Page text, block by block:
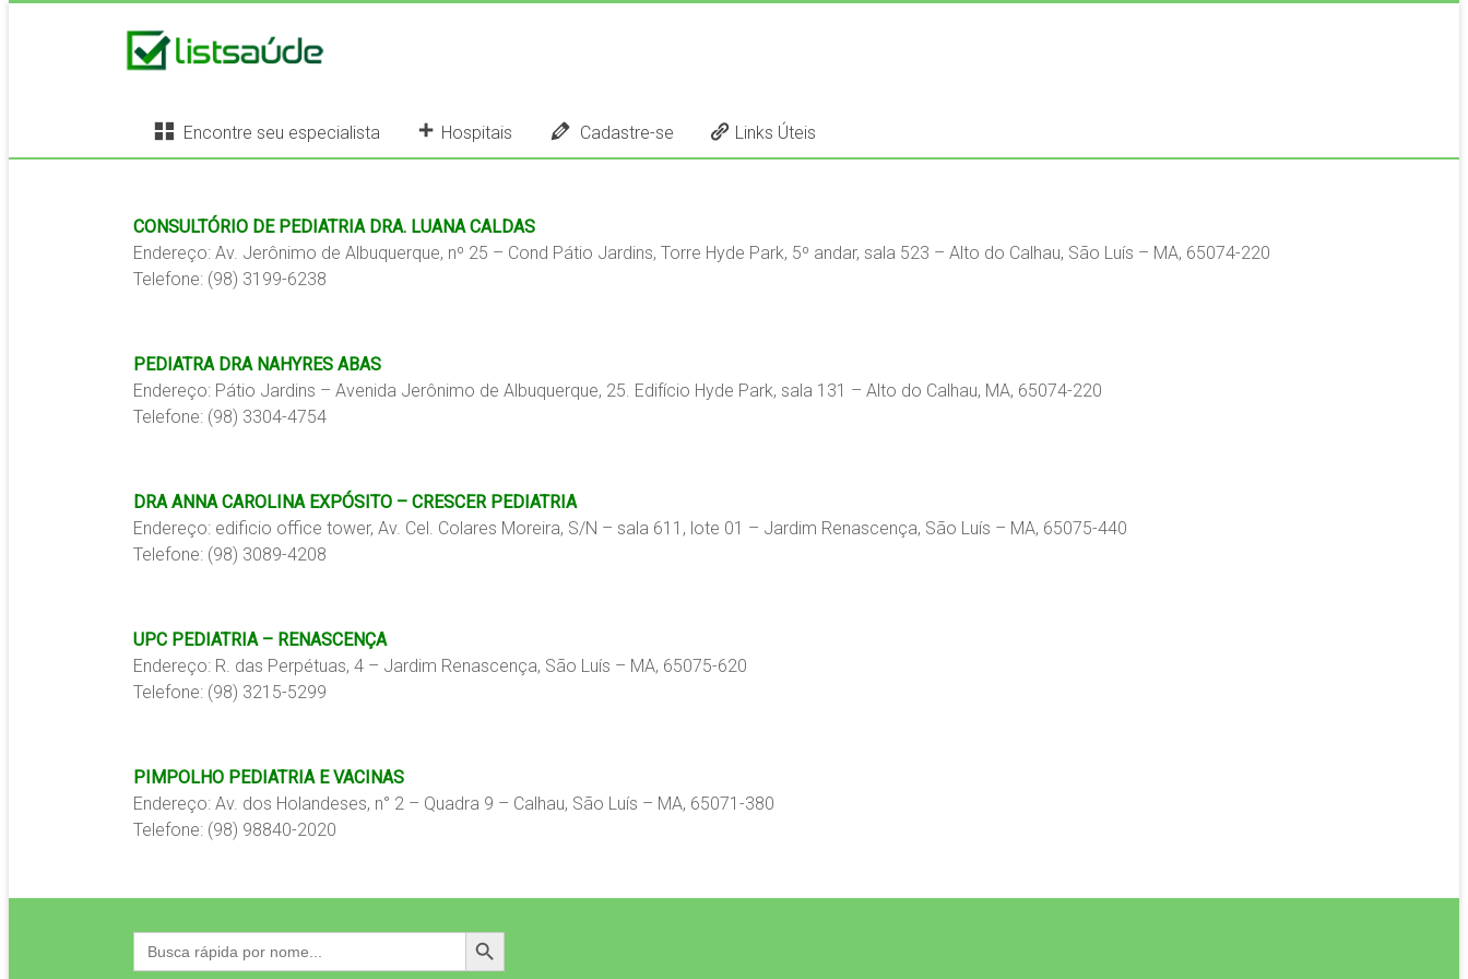
Encontre seu especialista Hospitais Cadastre-se Links Úteis
CONSULTÓRIO DE PEDIATRIA DRA. LUANA CALDAS
Endereço: Av. Jerônimo de Albuquerque, nº 25 – Cond Pátio Jardins, Torre Hyde Park, 5º andar, sala 523 – Alto do Calhau, São Luís – MA, 65074-220
Telefone: (98) 3199-6238
PEDIATRA DRA NAHYRES ABAS
Endereço: Pátio Jardins – Avenida Jerônimo de Albuquerque, 25. Edifício Hyde Park, sala 131 – Alto do Calhau, MA, 65074-220
Telefone: (98) 3304-4754
DRA ANNA CAROLINA EXPÓSITO – CRESCER PEDIATRIA
Endereço: edificio office tower, Av. Cel. Colares Moreira, S/N – sala 611, lote 01 – Jardim Renascença, São Luís – MA, 65075-440
Telefone: (98) 3089-4208
UPC PEDIATRIA – RENASCENÇA
Endereço: R. das Perpétuas, 4 – Jardim Renascença, São Luís – MA, 65075-620
Telefone: (98) 3215-5299
PIMPOLHO PEDIATRIA E VACINAS
Endereço: Av. dos Holandeses, n° 2 – Quadra 9 – Calhau, São Luís – MA, 65071-380
Telefone: (98) 98840-2020
Search
for:
Search Button